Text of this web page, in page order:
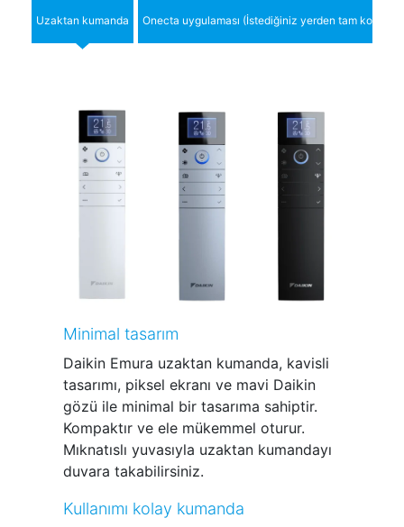
Uzaktan kumanda Onecta uygulaması (İstediğiniz yerden tam kontrol)
Minimal tasarım
Daikin Emura uzaktan kumanda, kavisli
tasarımı, piksel ekranı ve mavi Daikin
gözü ile minimal bir tasarıma sahiptir.
Kompaktır ve ele mükemmel oturur.
Mıknatıslı yuvasıyla uzaktan kumandayı
duvara takabilirsiniz.
Kullanımı kolay kumanda